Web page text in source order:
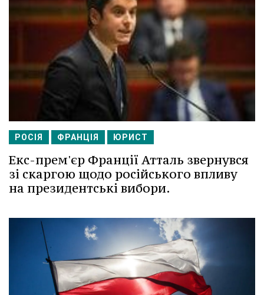
РОСІЯ ФРАНЦІЯ ЮРИСТ
Екс-прем'єр Франції Атталь звернувся
зі скаргою щодо російського впливу
на президентські вибори.